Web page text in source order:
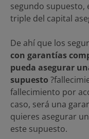
segundo supuesto,
triple del capital
De ahí que los
con garantías
pueda asegurar
supuesto
fallecimiento por
caso, será una
quieres asegurar
este supuesto.